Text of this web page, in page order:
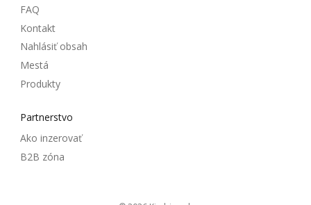
FAQ
Kontakt
Nahlásiť obsah
Mestá
Produkty
Partnerstvo
Ako inzerovať
B2B zóna